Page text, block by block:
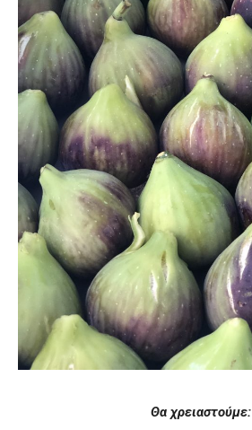
Θα χρειαστούμε: